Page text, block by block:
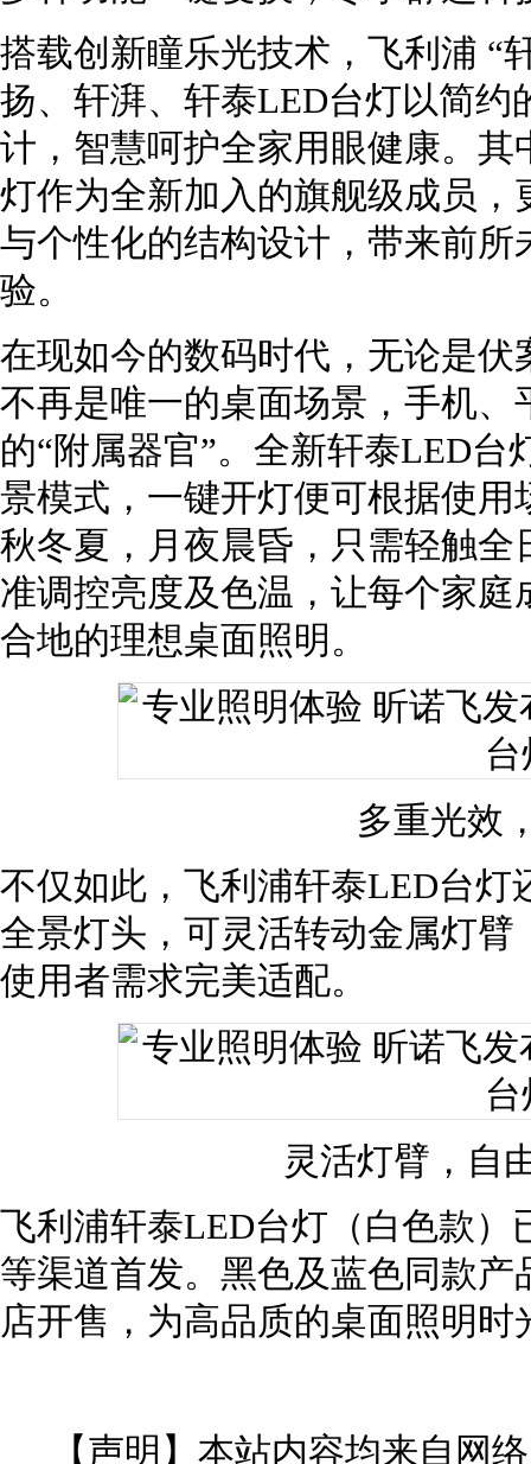
搭载创新瞳乐光技术，飞利浦
扬、轩湃、轩泰LED台灯以简
计，智慧呵护全家用眼健康。
灯作为全新加入的旗舰级成员
与个性化的结构设计，带来前
验。
在现如今的数码时代，无论是
不再是唯一的桌面场景，手机
的“附属器官”。全新轩泰LED
景模式，一键开灯便可根据使
秋冬夏，月夜晨昏，只需轻触
准调控亮度及色温，让每个家
合地的理想桌面照明。
多重光效
不仅如此，飞利浦轩泰LED台
全景灯头，可灵活转动金属灯
使用者需求完美适配。
灵活灯臂，自
飞利浦轩泰LED台灯（白色款
等渠道首发。黑色及蓝色同款
店开售，为高品质的桌面照明时
【声明】本站内容均来自网